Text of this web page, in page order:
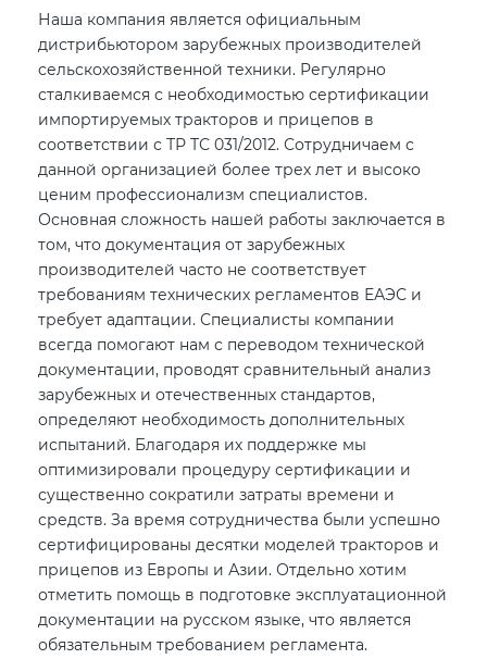
Наша компания является официальным
дистрибьютором зарубежных производителей
сельскохозяйственной техники. Регулярно
сталкиваемся с необходимостью сертификации
импортируемых тракторов и прицепов в
соответствии с ТР ТС 031/2012. Сотрудничаем с
данной организацией более трех лет и высоко
ценим профессионализм специалистов.
Основная сложность нашей работы заключается в
том, что документация от зарубежных
производителей часто не соответствует
требованиям технических регламентов ЕАЭС и
требует адаптации. Специалисты компании
всегда помогают нам с переводом технической
документации, проводят сравнительный анализ
зарубежных и отечественных стандартов,
определяют необходимость дополнительных
испытаний. Благодаря их поддержке мы
оптимизировали процедуру сертификации и
существенно сократили затраты времени и
средств. За время сотрудничества были успешно
сертифицированы десятки моделей тракторов и
прицепов из Европы и Азии. Отдельно хотим
отметить помощь в подготовке эксплуатационной
документации на русском языке, что является
обязательным требованием регламента.